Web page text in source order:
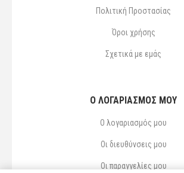
Πολιτική Προστασίας
Όροι χρήσης
Σχετικά με εμάς
Ο ΛΟΓΑΡΙΑΣΜΌΣ ΜΟΥ
Ο λογαριασμός μου
Οι διευθύνσεις μου
Οι παραγγελίες μου